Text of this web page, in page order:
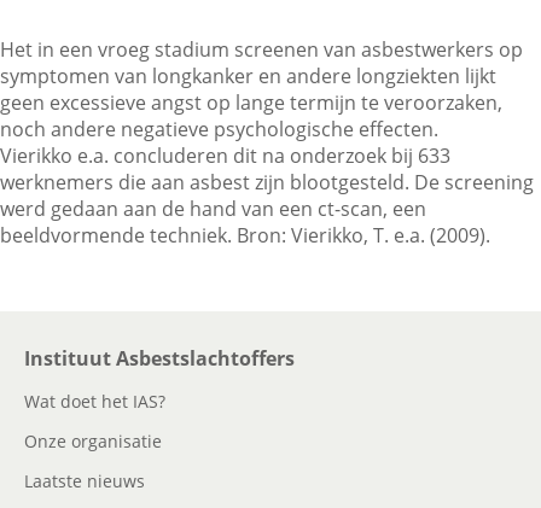
Veelgestelde vragen
Contactgegevens
Zoeken
Het in een vroeg stadium screenen van asbestwerkers op
symptomen van longkanker en andere longziekten lijkt
geen excessieve angst op lange termijn te veroorzaken,
noch andere negatieve psychologische effecten.
Vierikko e.a. concluderen dit na onderzoek bij 633
werknemers die aan asbest zijn blootgesteld. De screening
werd gedaan aan de hand van een ct-scan, een
beeldvormende techniek. Bron: Vierikko, T. e.a. (2009).
Instituut Asbestslachtoffers
Wat doet het IAS?
Onze organisatie
Laatste nieuws